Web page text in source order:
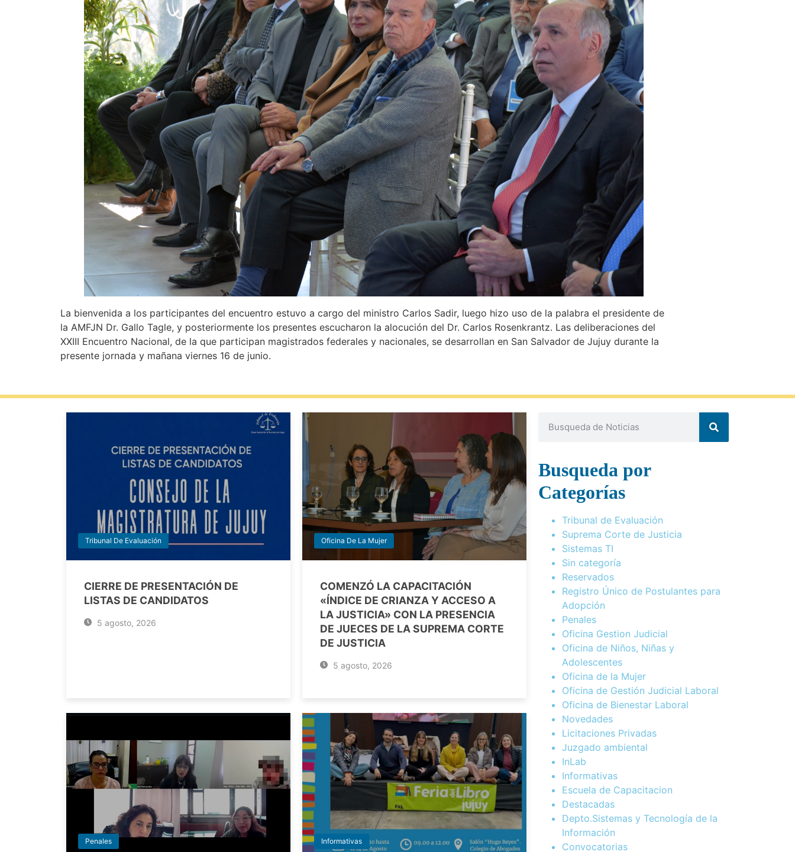
La bienvenida a los participantes del encuentro estuvo a cargo del ministro Carlos Sadir, luego hizo uso de la palabra el presidente de
la AMFJN Dr. Gallo Tagle, y posteriormente los presentes escucharon la alocución del Dr. Carlos Rosenkrantz. Las deliberaciones del
XXIII Encuentro Nacional, de la que participan magistrados federales y nacionales, se desarrollan en San Salvador de Jujuy durante la
presente jornada y mañana viernes 16 de junio.
Tribunal De Evaluación
CIERRE DE PRESENTACIÓN DE
LISTAS DE CANDIDATOS
5 agosto, 2026
Oficina De La Mujer
COMENZÓ LA CAPACITACIÓN
«ÍNDICE DE CRIANZA Y ACCESO A
LA JUSTICIA» CON LA PRESENCIA
DE JUECES DE LA SUPREMA CORTE
DE JUSTICIA
5 agosto, 2026
Penales Informativas
Busqueda por
Categorías
Tribunal de Evaluación
Suprema Corte de Justicia
Sistemas TI
Sin categoría
Reservados
Registro Único de Postulantes para
Adopción
Penales
Oficina Gestion Judicial
Oficina de Niños, Niñas y
Adolescentes
Oficina de la Mujer
Oficina de Gestión Judicial Laboral
Oficina de Bienestar Laboral
Novedades
Licitaciones Privadas
Juzgado ambiental
InLab
Informativas
Escuela de Capacitacion
Destacadas
Depto.Sistemas y Tecnología de la
Información
Convocatorias